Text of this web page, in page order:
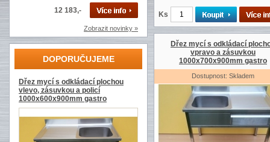
12 183,-
Zobrazit novinky »
DOPORUČUJEME
Dřez mycí s odkládací plochou
vlevo, zásuvkou a policí
1000x600x900mm gastro
Ks
Dřez mycí s odkládací
vpravo a zásuvkou
1000x700x900mm gastro
Dostupnost: Skladem